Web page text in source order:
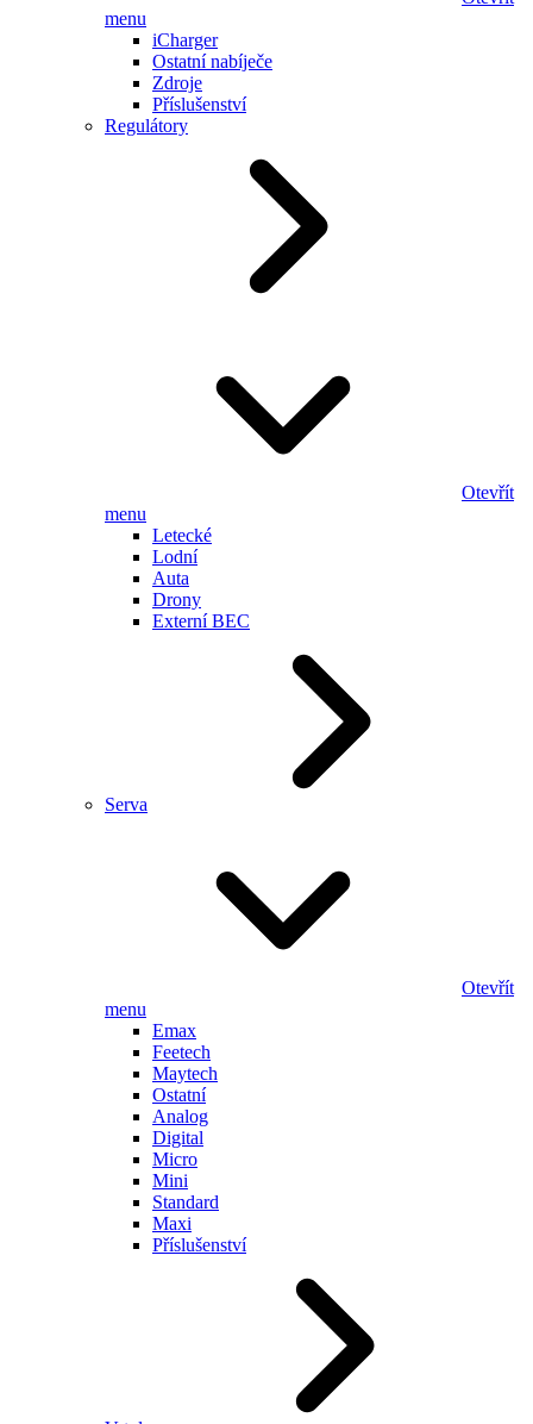
menu
iCharger
Ostatní nabíječe
Zdroje
Příslušenství
Regulátory
Otevřít
menu
Letecké
Lodní
Auta
Drony
Externí BEC
Serva
Otevřít
menu
Emax
Feetech
Maytech
Ostatní
Analog
Digital
Micro
Mini
Standard
Maxi
Příslušenství